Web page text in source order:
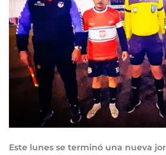
Este lunes se terminó una nueva